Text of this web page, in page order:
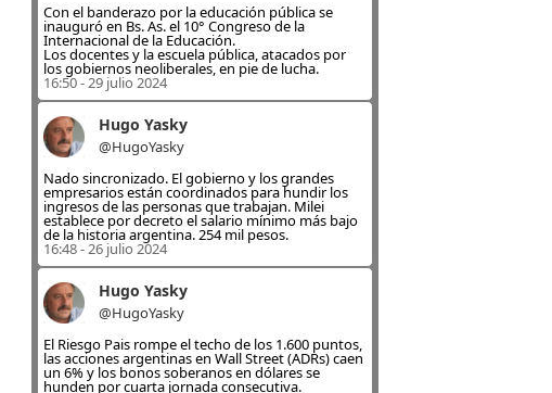
Con el banderazo por la educación pública se
inauguró en Bs. As. el 10° Congreso de la
Internacional de la Educación.
Los docentes y la escuela pública, atacados por
los gobiernos neoliberales, en pie de lucha.
16:50 - 29 julio 2024
Hugo Yasky
@HugoYasky
Nado sincronizado. El gobierno y los grandes
empresarios están coordinados para hundir los
ingresos de las personas que trabajan. Milei
establece por decreto el salario mínimo más bajo
de la historia argentina. 254 mil pesos.
16:48 - 26 julio 2024
Hugo Yasky
@HugoYasky
El Riesgo Pais rompe el techo de los 1.600 puntos,
las acciones argentinas en Wall Street (ADRs) caen
un 6% y los bonos soberanos en dólares se
hunden por cuarta jornada consecutiva.